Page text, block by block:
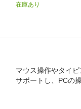
在庫あり
マウス操作やタイ
サポートし、PCの